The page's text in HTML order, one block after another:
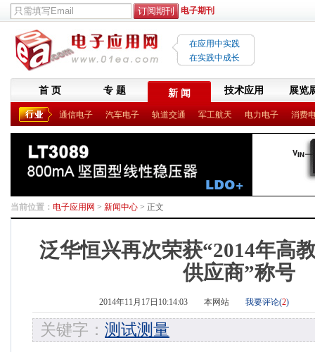
电子期刊
在应用中实践
在实践中成长
首 页 专 题 新 闻 技术应用 展览
通信电子 汽车电子 轨道交通 军工航天 电力电子 消费
当前位置： 电子应用网 > 新闻中心 > 正文
泛华恒兴再次荣获“2014年高
供应商”称号
2014年11月17日10:14:03 本网站 我要评论(2)
关键字： 测试测量